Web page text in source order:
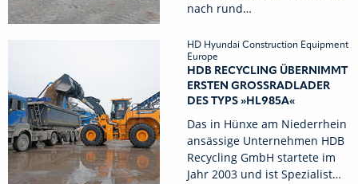
nach rund…
HD Hyundai Construction Equipment
Europe
HDB RECYCLING ÜBERNIMMT
ERSTEN GROSSRADLADER D
ES TYPS »HL985A«
Das in Hünxe am Niederrhein
ansässige Unternehmen HDB
Recycling GmbH startete im
Jahr 2003 und ist Spezialist…